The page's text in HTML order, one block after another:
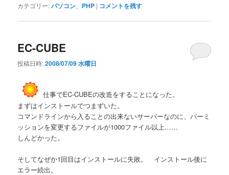
カテゴリー:パソコン PHP | コメントを残す
EC-CUBE
投稿日時:2008/07/09 水曜日
仕事でEC-CUBEの改造をすることになった。
まずはインストールでつまずいた。
コマンドラインから入ることの出来ないサーバーなのに、パーミ
ッションを変更するファイルが1000ファイル以上……
しんどかった。
そしてなぜか1回目はインストールに失敗。 インストール後に
エラー続出。